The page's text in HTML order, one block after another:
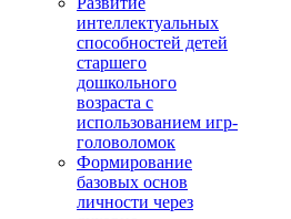
интеллектуальных
способностей детей
старшего
дошкольного
возраста с
использованием игр-
головоломок
Формирование
базовых основ
личности через